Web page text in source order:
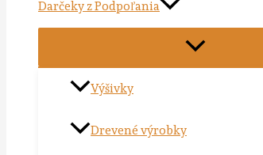
Darčeky z Podpoľania
Výšivky
Drevené výrobky